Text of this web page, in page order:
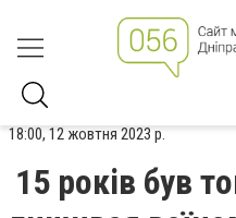
18:00, 12 жовтня 2023 р.
15 років був